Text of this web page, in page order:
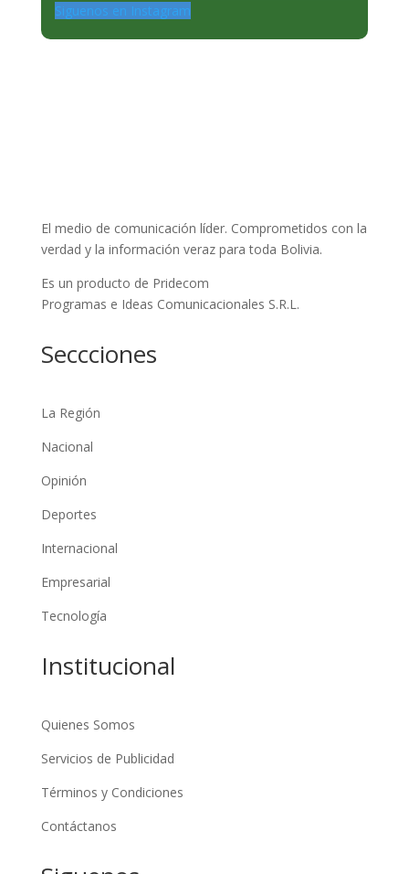
Siguenos en Instagram
El medio de comunicación líder. Comprometidos con la
verdad y la información veraz para toda Bolivia.
Es un producto de Pridecom
Programas e Ideas Comunicacionales S.R.L.
Seccciones
La Región
Nacional
Opinión
Deportes
Internacional
Empresarial
Tecnología
Institucional
Quienes Somos
Servicios de Publicidad
Términos y Condiciones
Contáctanos